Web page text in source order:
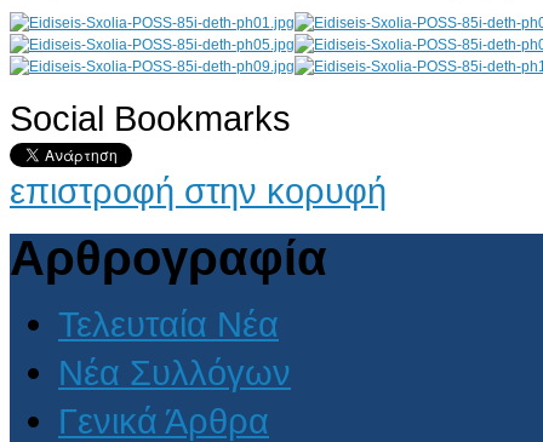
AdmirorGallery 4.5.0, author/s Vasiljevski& Kekeljevic
Social Bookmarks
επιστροφή στην κορυφή
Αρθρογραφία
Τελευταία Νέα
Νέα Συλλόγων
Γενικά Άρθρα